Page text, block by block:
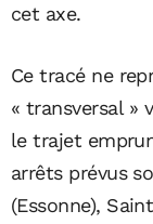
cet axe.
Ce tracé ne
« transversal »
le trajet
arrêts prévus
(Essonne),